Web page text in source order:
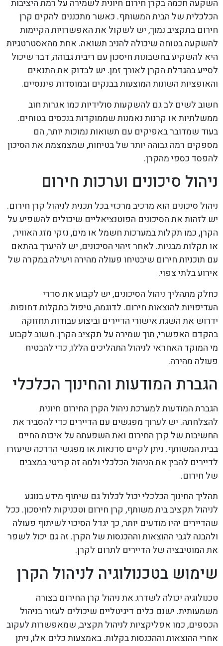
השקעה חכמה בקרן חירום חיונית לשמירה על רמת היציבות
הכלכלית של הבית המשותף. כאשר מתכננים להקים קרן
חירום בתקציב נמוך, יש לשקול את האפשרויות הקיימות
להשקעה בטוחה שיכולה להניב תשואה. אחת מהאסטרטגיות
היא להשקיע בחשבונות חיסכון עם ריבית גבוהה, דבר שיכול
לסייע בהגדלת הקרן לאורך זמן. יש לבדוק את התנאים
והאופציות השונות המוצעות בבנקים ובמוסדות פיננסיים.
חשוב לשים לב גם להשקעות סולידיות כמו אגרות חוב
ממשלתיות או קרנות נאמנות שממוקדות בנכסים בטוחים.
בעוד שמדובר באפיקים עם תשואות נמוכות יותר, הם
מספקים רמה גבוהה יותר של בטיחות, שמצמצמת את הסיכון
להפסד כספי מהקרן.
ניהול סיכונים וערכות חירום
ניהול סיכונים הוא מרכיב מרכזי בכל תכנית לניהול קרן חירום.
יש לזהות את הסיכונים הפוטנציאליים שיכולים להשפיע על
הקרן, כמו תקלות במערכות חשמל או מים, נזקי מזג האוויר,
או תקלות מבניות. לאחר זיהוי הסיכונים, יש להיערך בהתאם
עם תוכניות חירום שיבטיחו פעולה מהירה ויעילה במקרה של
אירוע בלתי צפוי.
כחלק מתהליך ניהול הסיכונים, יש לקבוע את סדרי
העדיפויות להוצאות חירום. לדוגמה, טיפול בתקלות דחופות
ידרוש את השגת אישורי הדיירים וביצוע עבודות תחזוקה
בהקדם האפשרי, תוך שמירה על תקציב הקרן. חשוב לקבוע
מי המוקד האחראי לניהול התהליכים הללו, כדי להבטיח
פעולה מהירה.
הגברת המודעות והחינוך הכלכלי
הגברת המודעות למערכת ניהול הקרן החירום חיונית
להצלחתה. יש לערוך מפגשים עם הדיירים כדי להסביר את
החשיבות של קרן החירום ואת השפעתה על איכות החיים
בבית המשותף. ניתן לקיים סדנאות או מפגשי הדרכה שיעזרו
לדיירים להבין את הניהול הכלכלי ולמה זה קריטי במצבים
של חירום.
תהליך החינוך הכלכלי יכול לכלול גם שיתוף מידע בנוגע
לניהול תקציב בית משותף, קרן חירום וטכניקות לחיסכון. ככל
שהדיירים יהיו מודעים יותר, כך יגדל הסיכוי לשיתוף פעולה
ולהבנה לגבי ההוצאות וההכנסות של הקרן. זה גם יכול לשפר
את המוטיבציה של הדיירים לתרום לקרן.
שימוש בטכנולוגיה לניהול הקרן
טכנולוגיה יכולה לשדרג את ניהול קרן החירום בצורה
משמעותית. ישנם כלים דיגיטליים שיכולים לעזור בניהול
הכספים, כמו אפליקציות לניהול תקציב, שמאפשרות לעקוב
אחרי ההוצאות וההכנסות בקלות. באמצעות כלים אלו, ניתן